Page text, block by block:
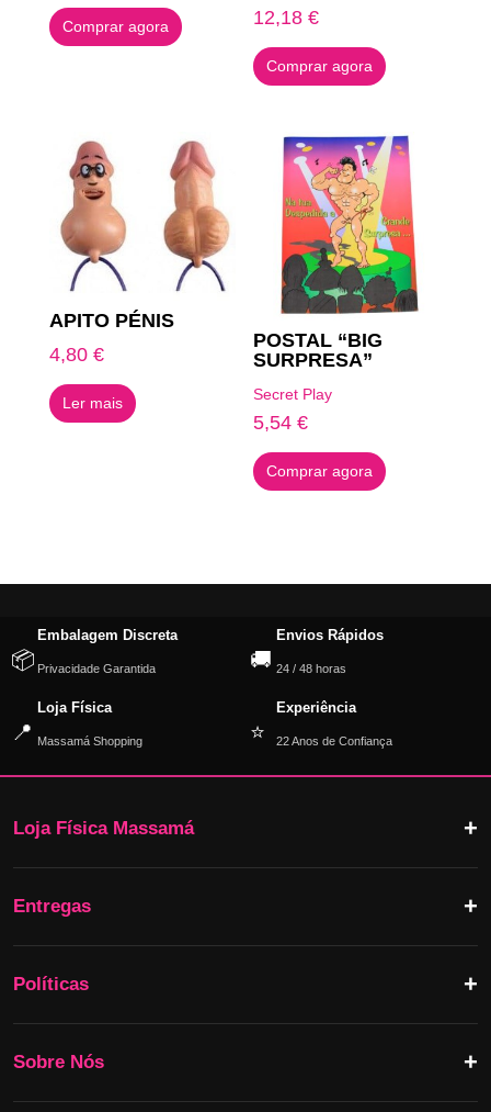
Comprar agora 12,18€
Comprar agora
APITO PÉNIS
4,80 €
Ler mais
POSTAL “BIG
SURPRESA”
Secret Play
5,54€
Comprar agora
📦
Embalagem Discreta
Privacidade Garantida 🚚
Envios Rápidos
24 / 48 horas
📍
Loja Física
Massamá Shopping ⭐
Experiência
22 Anos de Confiança
Loja Física Massamá
Entregas
Políticas
Sobre Nós